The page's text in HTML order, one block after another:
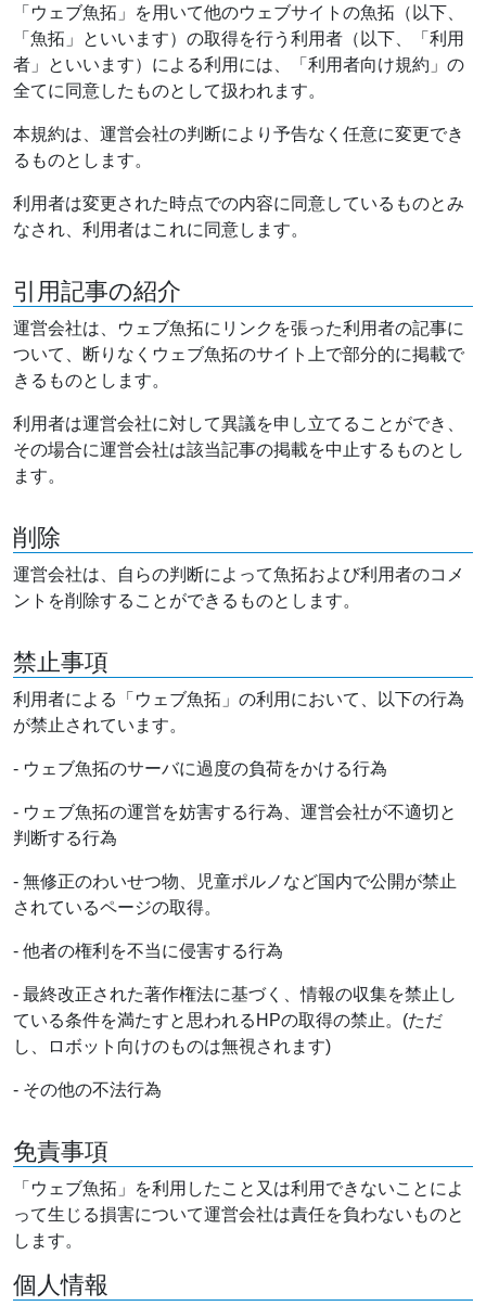
「ウェブ魚拓」を用いて他のウェブサイトの魚拓（以下、
「魚拓」といいます）の取得を行う利用者（以下、「利用
者」といいます）による利用には、「利用者向け規約」の
全てに同意したものとして扱われます。
本規約は、運営会社の判断により予告なく任意に変更でき
るものとします。
利用者は変更された時点での内容に同意しているものとみ
なされ、利用者はこれに同意します。
引用記事の紹介
運営会社は、ウェブ魚拓にリンクを張った利用者の記事に
ついて、断りなくウェブ魚拓のサイト上で部分的に掲載で
きるものとします。
利用者は運営会社に対して異議を申し立てることができ、
その場合に運営会社は該当記事の掲載を中止するものとし
ます。
削除
運営会社は、自らの判断によって魚拓および利用者のコメ
ントを削除することができるものとします。
禁止事項
利用者による「ウェブ魚拓」の利用において、以下の行為
が禁止されています。
- ウェブ魚拓のサーバに過度の負荷をかける行為
- ウェブ魚拓の運営を妨害する行為、運営会社が不適切と
判断する行為
- 無修正のわいせつ物、児童ポルノなど国内で公開が禁止
されているページの取得。
- 他者の権利を不当に侵害する行為
- 最終改正された著作権法に基づく、情報の収集を禁止し
ている条件を満たすと思われるHPの取得の禁止。(ただ
し、ロボット向けのものは無視されます)
- その他の不法行為
免責事項
「ウェブ魚拓」を利用したこと又は利用できないことによ
って生じる損害について運営会社は責任を負わないものと
します。
個人情報